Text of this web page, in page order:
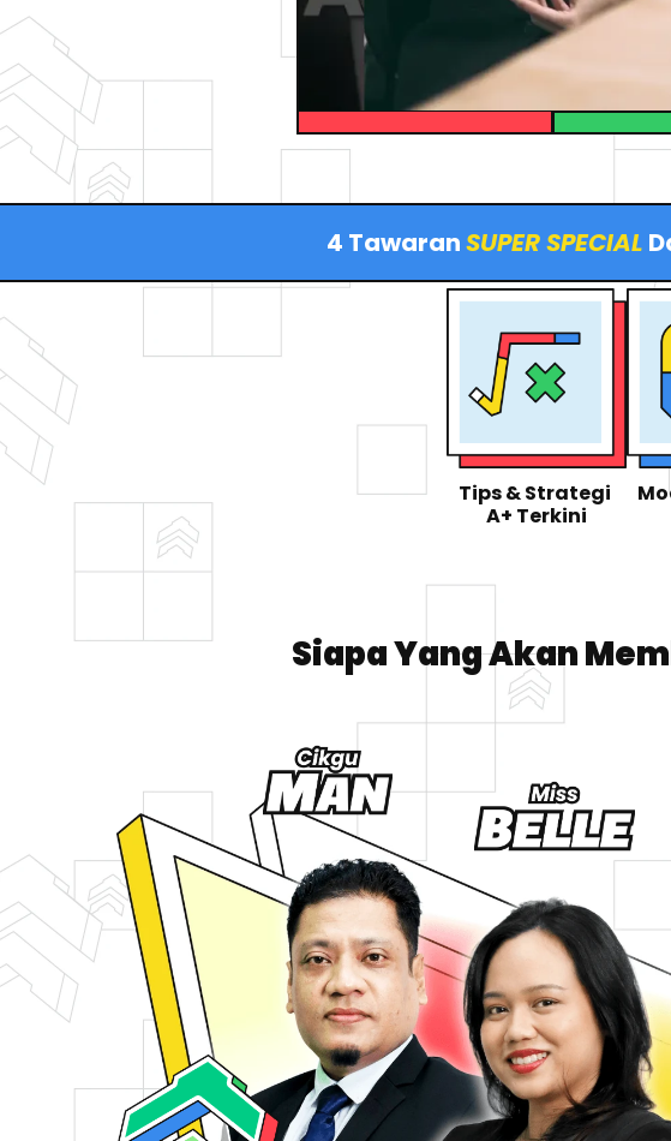
4 Tawaran SUPER SPECIAL
Tips & Strategi
A+ Terkini
Siapa Yang Akan